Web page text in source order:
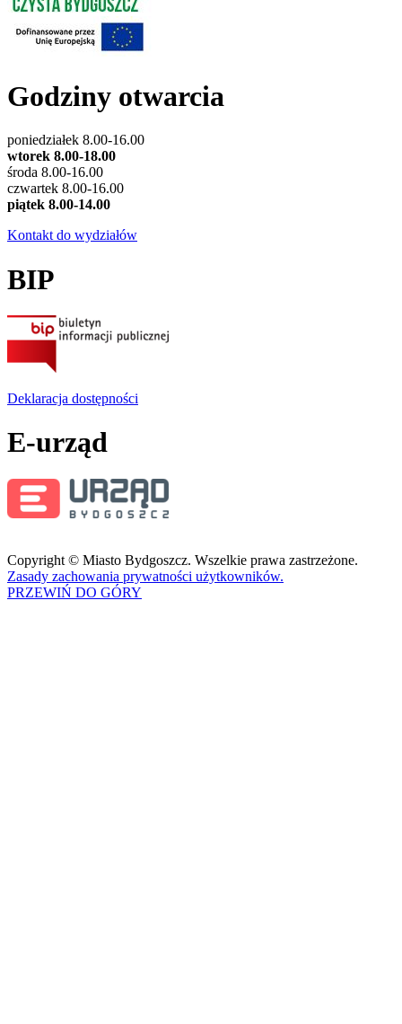
Godziny otwarcia
poniedziałek 8.00-16.00
wtorek 8.00-18.00
środa 8.00-16.00
czwartek 8.00-16.00
piątek 8.00-14.00
Kontakt do wydziałów
BIP
Deklaracja dostępności
E-urząd
Copyright © Miasto Bydgoszcz. Wszelkie prawa zastrzeżone.
Zasady zachowania prywatności użytkowników.
PRZEWIŃ DO GÓRY